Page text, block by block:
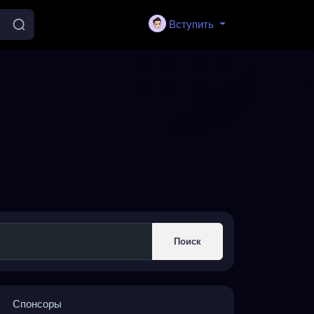
Вступить
Поиск
Спонсоры